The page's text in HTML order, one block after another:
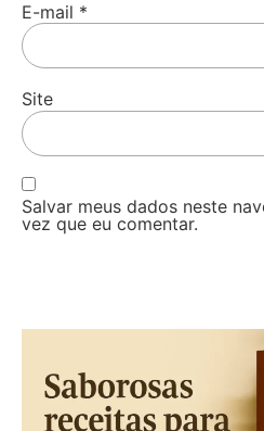
E-mail *
Site
Salvar meus dados neste
vez que eu comentar.